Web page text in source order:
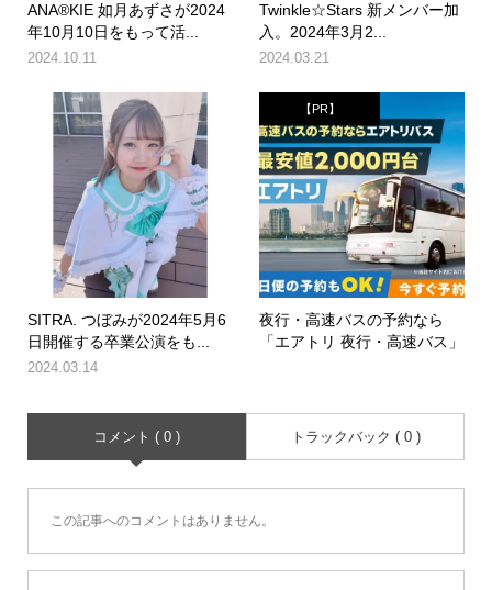
ANA®KIE 如月あずさが2024
年10月10日をもって活...
2024.10.11
Twinkle☆Stars 新メンバー加
入。2024年3月2...
2024.03.21
SITRA. つぼみが2024年5月6
日開催する卒業公演をも...
2024.03.14
【PR】
夜行・高速バスの予約なら
「エアトリ 夜行・高速バス」
コメント ( 0 ) トラックバック ( 0 )
この記事へのコメントはありません。